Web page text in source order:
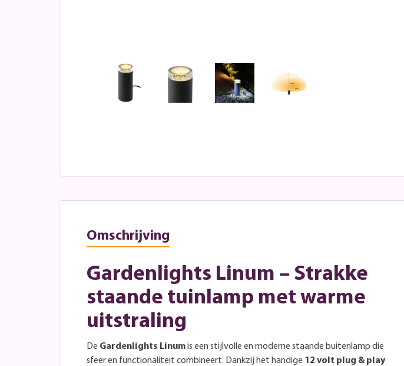
Omschrijving
Gardenlights Linum – Strakke
staande tuinlamp met warme
uitstraling
De Gardenlights Linumis een stijlvolle en moderne staande buitenlamp die
sfeer en functionaliteit combineert. Dankzij het handige 12 volt plug & play